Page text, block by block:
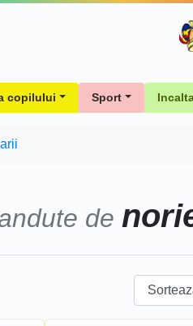
copilului Sport
de